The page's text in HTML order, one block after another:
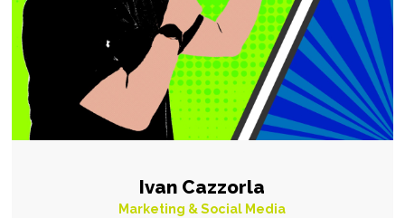
Ivan Cazzorla
Marketing & Social Media